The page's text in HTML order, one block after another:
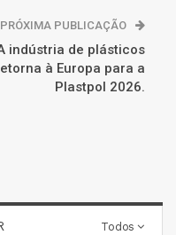
PRÓXIMA PUBLICAÇÃO
indústria de plásticos
à Europa para a
Plastpol 2026.
Todos